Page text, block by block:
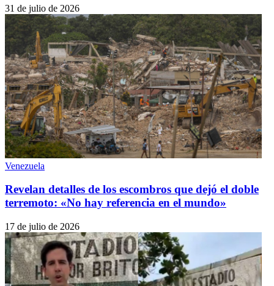
31 de julio de 2026
Venezuela
Revelan detalles de los escombros que dejó el doble
terremoto: «No hay referencia en el mundo»
17 de julio de 2026